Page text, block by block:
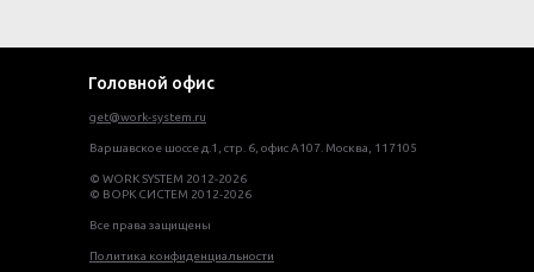
get@work-system.ru
Варшавское шоссе д.1, стр. 6, офис А107. Москва, 117105
© WORK SYSTEM 2012-2026
© ВОРК СИСТЕМ 2012-2026
Все права защищены
Политика конфиденциальности
Головной офис